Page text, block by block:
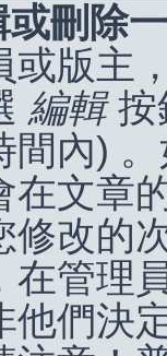
刪除
或版主
編輯按
間內)
在文章
修改的
在管理
他們決